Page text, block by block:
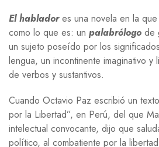
El habladores una novela en la
como lo que es: un palabrólogo de
un sujeto poseído por los
lengua, un incontinente imaginativo y
de verbos y sustantivos.
Cuando Octavio Paz escribió un
por la Libertad”, en Perú, del que
intelectual convocante, dijo que
político, al combatiente por la